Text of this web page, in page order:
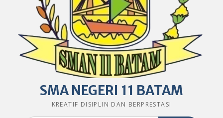
SMA NEGERI 11 BATAM
KREATIF DISIPLIN DAN BERPRESTASI